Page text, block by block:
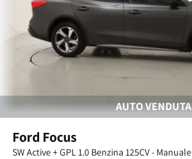
AUTO VENDUTA
Ford Focus
SW Active + GPL1.0 Benzina 125CV- Manuale